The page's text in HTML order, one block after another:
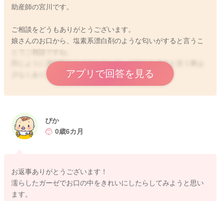
助産師の宮川です。
ご相談をどうもありがとうございます。
娘さんのお口から、塩素系漂白剤のような匂いがすると言うこ
同じように漂白剤のようなにおいが、お口からすると言う事は
少なくありません。
離乳食も始まっていると言うことなので、まだ歯は生えていな
にしてあげていただくことで匂いも気にならなくなっていくと
思います。
アプリで回答を見る
ぴか
0歳6カ月
お返事ありがとうございます！
濡らしたガーゼでお口の中をきれいにしたらしてみようと思い
ます。